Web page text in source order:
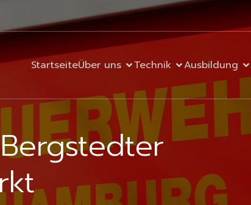
StartseiteÜber uns Technik Ausbildung